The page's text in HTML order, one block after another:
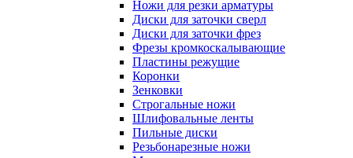
Ножи для резки арматуры
Диски для заточки сверл
Диски для заточки фрез
Фрезы кромкоскалывающие
Пластины режущие
Коронки
Зенковки
Строгальные ножи
Шлифовальные ленты
Пильные диски
Резьбонарезные ножи